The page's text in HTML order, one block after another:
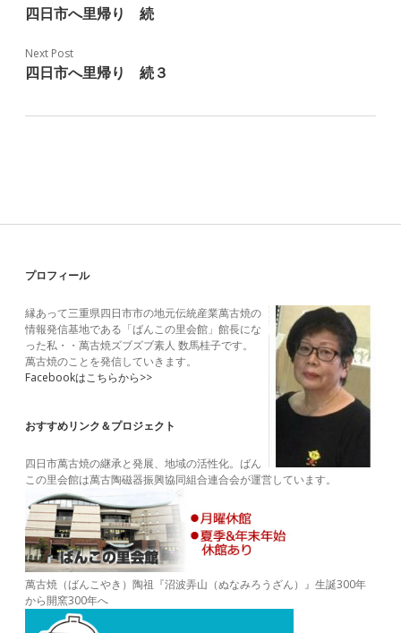
四日市へ里帰り 続
Next Post
四日市へ里帰り 続３
Sidebar
プロフィール
縁あって三重県四日市市の地元伝統産業萬古焼の
情報発信基地である「ばんこの里会館」館長にな
った私・・萬古焼ズブズブ素人 数馬桂子です。
萬古焼のことを発信していきます。
Facebookはこちらから>>
おすすめリンク＆プロジェクト
四日市萬古焼の継承と発展、地域の活性化。ばん
この里会館は萬古陶磁器振興協同組合連合会が運営しています。
萬古焼（ばんこやき）陶祖『沼波弄山（ぬなみろうざん）』生誕300年
から開窯300年へ